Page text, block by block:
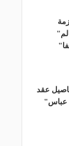
عقد
عباس"